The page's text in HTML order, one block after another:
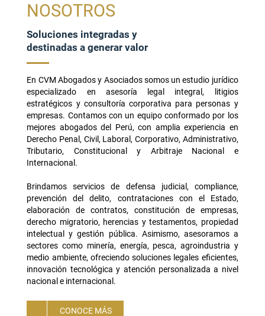
NOSOTROS
Soluciones integradas y
destinadas a generar valor
En CVM Abogados y Asociados somos un estudio jurídico
especializado en asesoría legal integral, litigios
estratégicos y consultoría corporativa para personas y
empresas. Contamos con un equipo conformado por los
mejores abogados del Perú, con amplia experiencia en
Derecho Penal, Civil, Laboral, Corporativo, Administrativo,
Tributario, Constitucional y Arbitraje Nacional e
Internacional.
Brindamos servicios de defensa judicial, compliance,
prevención del delito, contrataciones con el Estado,
elaboración de contratos, constitución de empresas,
derecho migratorio, herencias y testamentos, propiedad
intelectual y gestión pública. Asimismo, asesoramos a
sectores como minería, energía, pesca, agroindustria y
medio ambiente, ofreciendo soluciones legales eficientes,
innovación tecnológica y atención personalizada a nivel
nacional e internacional.
CONOCE MÁS